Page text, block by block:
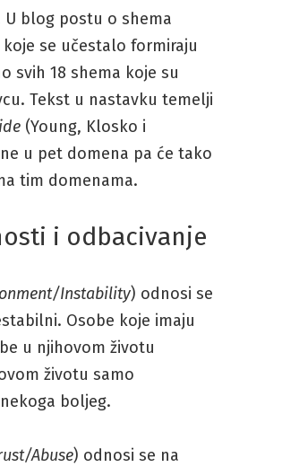
blog postu o shema
se učestalo formiraju
svih 18 shema koje su
Tekst u nastavku temelji
(Young, Klosko i
u pet domena pa će tako
tim domenama.
i odbacivanje
Instability) odnosi se
Osobe koje imaju
u njihovom životu
životu samo
boljeg.
Abuse) odnosi se na